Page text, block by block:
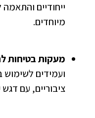
ייחודיים והתאמה
מיוחדים.
מעקות בטיחות
ועמידים לשימוש
ציבוריים, עם דגש